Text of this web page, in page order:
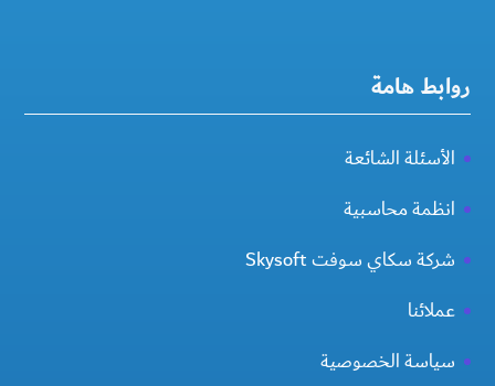
روابط هامة
الأسئلة الشائعة
انظمة محاسبية
شركة سكاي سوفت Skysoft
عملائنا
سياسة الخصوصية